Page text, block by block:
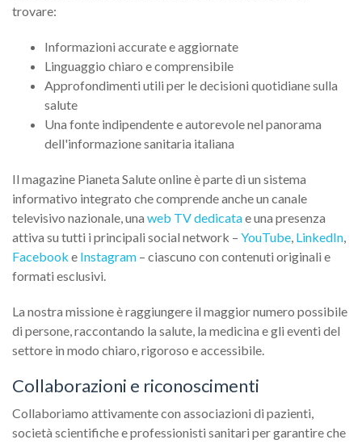
trovare:
Informazioni accurate e aggiornate
Linguaggio chiaro e comprensibile
Approfondimenti utili per le decisioni quotidiane sulla
salute
Una fonte indipendente e autorevole nel panorama
dell'informazione sanitaria italiana
Il magazine Pianeta Salute online è parte di un sistema
informativo integrato che comprende anche un canale
televisivo nazionale, una web TV dedicatae una presenza
attiva su tutti i principali social network – YouTube, LinkedIn,
Facebook e Instagram – ciascuno con contenuti originali e
formati esclusivi.
La nostra missione è raggiungere il maggior numero possibile
di persone, raccontando la salute, la medicina e gli eventi del
settore in modo chiaro, rigoroso e accessibile.
Collaborazioni e riconoscimenti
Collaboriamo attivamente con associazioni di pazienti,
società scientifiche e professionisti sanitari per garantire che